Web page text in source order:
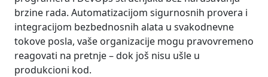
brzine rada. Automatizacijom sigurnosnih provera i
integracijom bezbednosnih alata u svakodnevne
tokove posla, vaše organizacije mogu pravovremeno
reagovati na pretnje – dok još nisu ušle u
produkcioni kod.